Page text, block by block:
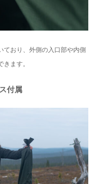
ており、外側の入口部や内側
ます。
付属